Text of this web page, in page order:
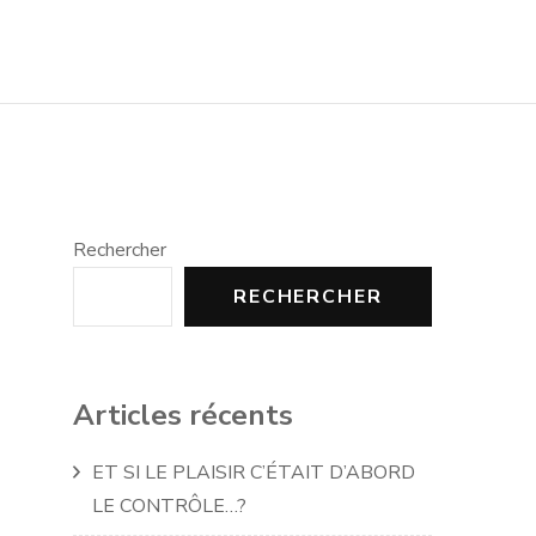
Rechercher
RECHERCHER
Articles récents
ET SI LE PLAISIR C’ÉTAIT D’ABORD
LE CONTRÔLE…?